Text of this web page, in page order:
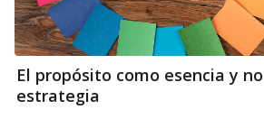
El propósito como esencia y
estrategia